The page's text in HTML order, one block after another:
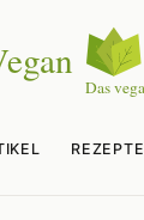
REZEPTE